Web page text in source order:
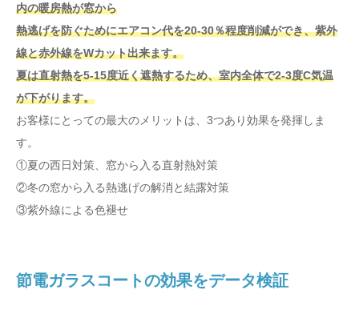
内の暖房熱が窓から
熱逃げを防ぐためにエアコン代を20-30％程度削減ができ、紫外
線と赤外線をWカット出来ます。
夏は直射熱を5-15度近く遮熱するため、室内全体で2-3度C気温
が下がります。
お客様にとっての最大のメリットは、3つあり効果を発揮しま
す。
①夏の西日対策、窓から入る直射熱対策
②冬の窓から入る熱逃げの解消と結露対策
③紫外線による色褪せ
節電ガラスコートの効果をデータ検証